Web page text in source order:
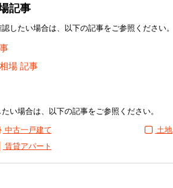
記事
したい場合は、以下の記事をご参照ください。
場 記事
い場合は、以下の記事をご参照ください。
中古一戸建て
土地
賃貸アパート